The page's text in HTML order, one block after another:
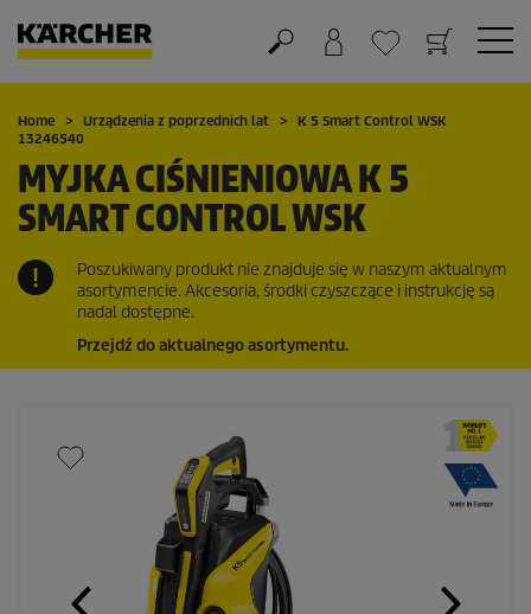
Koszyk
Lista życzeń
Home Urządzenia z poprzednich lat
K 5 Smart Control WSK
13246540
MYJKA CIŚNIENIOWA K 5
SMART CONTROL WSK
Poszukiwany produkt nie znajduje się w naszym aktualnym
asortymencie. Akcesoria, środki czyszczące i instrukcję są
nadal dostępne.
Przejdź do aktualnego asortymentu.